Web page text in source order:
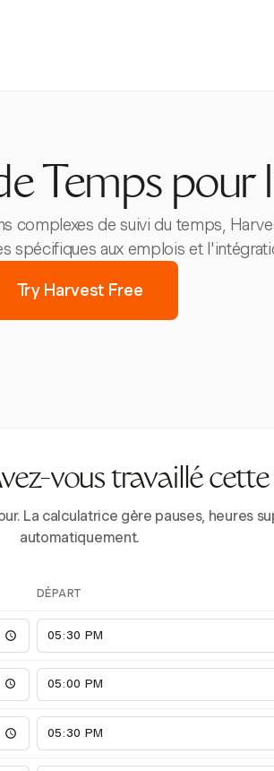
Temps
complexes de suivi du temps,
spécifiques aux emplois et
Try Harvest Free
vous travaillé
La calculatrice gère pauses, heures
automatiquement.
DÉPART